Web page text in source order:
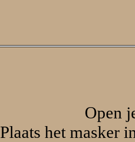
Open
Plaats het masker